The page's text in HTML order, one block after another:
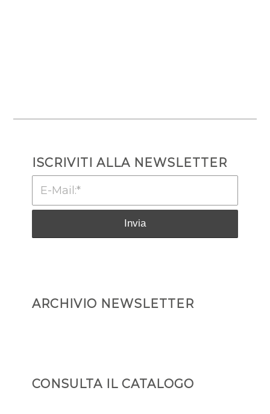
ISCRIVITI ALLA NEWSLETTER
ARCHIVIO NEWSLETTER
CONSULTA IL CATALOGO